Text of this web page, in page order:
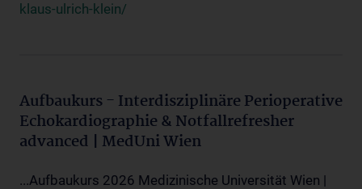
klaus-ulrich-klein/
Aufbaukurs - Interdisziplinäre Perioperative
Echokardiographie & Notfallrefresher
advanced | MedUni Wien
...Aufbaukurs 2026 Medizinische Universität Wien |